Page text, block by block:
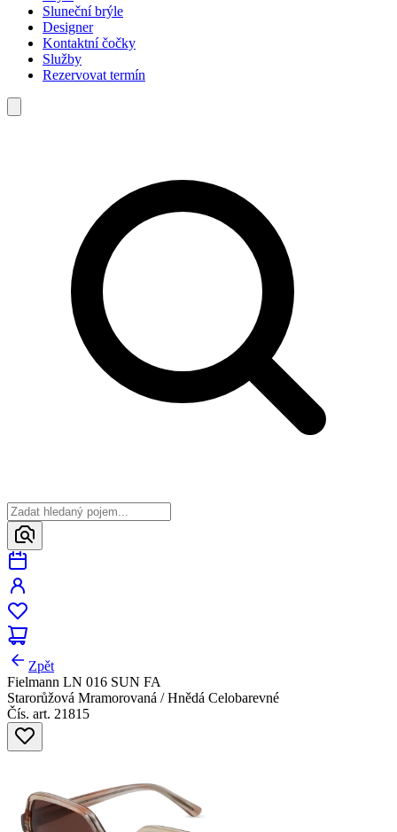
Sluneční brýle
Designer
Kontaktní čočky
Služby
Rezervovat termín
Zpět
Fielmann LN 016 SUN FA
Starorůžová Mramorovaná / Hnědá Celobarevné
Čís. art. 21815